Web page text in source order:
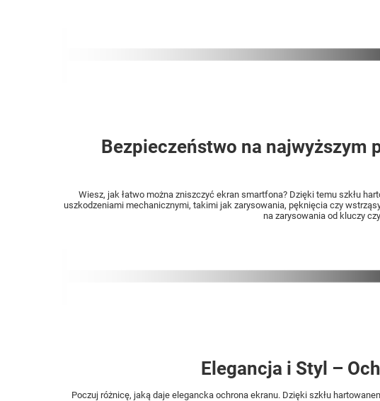
Bezpieczeństwo na najwyższym
Wiesz, jak łatwo można zniszczyć ekran smartfona? Dzięki temu szkłu
uszkodzeniami mechanicznymi, takimi jak zarysowania, pęknięcia czy
na zarysowania od kluczy
Elegancja i Styl –
Poczuj różnicę, jaką daje elegancka ochrona ekranu. Dzięki szkłu